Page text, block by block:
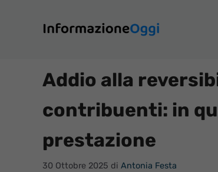
contenuto
Addio alla
contribuenti: in
prestazione
30 Ottobre 2025 di Antonia Festa